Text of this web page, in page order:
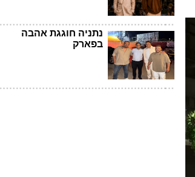
נתניה חוגגת אהבה
בפארק